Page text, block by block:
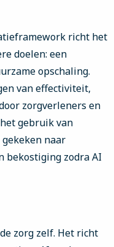
richt het
doelen: een
opschaling.
van effectiviteit,
zorgverleners en
gebruik van
naar
bekostiging zodra AI
zorg zelf. Het richt